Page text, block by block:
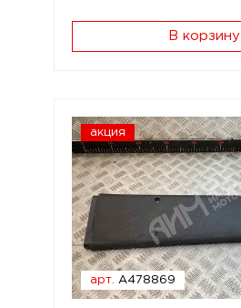
В корзину
акция
арт. A478869